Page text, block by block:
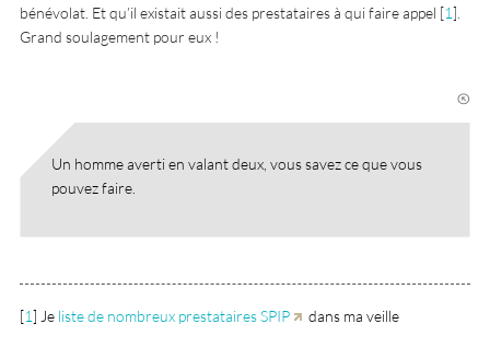
bénévolat. Et qu’il existait aussi des prestataires à qui faire appel [1].
Grand soulagement pour eux !
Un homme averti en valant deux, vous savez ce que vous
pouvez faire.
[1] Je liste de nombreux prestataires SPIP dans ma veille